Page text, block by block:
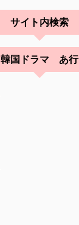
サイト内検索
韓国ドラマ あ行